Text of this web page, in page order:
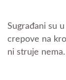
Sugrađani su
crepove na
ni struje nema.